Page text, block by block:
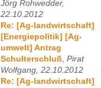
Jörg Rohwedder,
22.10.2012
Re: [Ag-landwirtschaft]
[Energiepolitik] [Ag-
umwelt] Antrag
Schulterschluß Pirat
Wolfgang, 22.10.2012
Re: [Ag-landwirtschaft]